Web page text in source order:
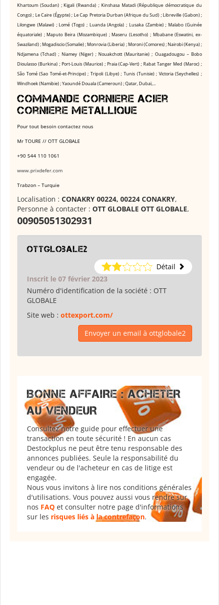
Khartoum (Soudan) ; Kigali (Rwanda) ; Kinshasa Matadi (République démocratique du
Congo) ; Le Caire (Égypte) ; Le Cap Pretoria Durban (Afrique du Sud) ; Libreville (Gabon) ;
Lilongwe (Malawi) ; Lomé (Togo) ; Luanda (Angola) ; Lusaka (Zambie) ; Malabo (Guinée
équatoriale) ; Maputo Beira (Mozambique) ; Maseru (Lesotho) ; Mbabane (Eswatini, ex-
Swaziland) ; Mogadiscio (Somalie) ; Monrovia (Liberia) ; Moroni (Comores) ; Nairobi (Kenya) ;
Ndjamena (Tchad) ; Niamey (Niger) ; Nouakchott (Mauritanie) ; Ouagadougou – Bobo
Dioulasso (Burkina) ; Port-Louis (Maurice) ; Praia (Cap-Vert) ; Rabat Tanger Med (Maroc) ;
São Tomé (Sao Tomé-et-Principe) ; Tripoli (Libye) ; Tunis (Tunisie) ; Victoria (Seychelles) ;
Windhoek (Namibie) ; Yaoundé Douala (Cameroun) ; Qatar, Dubaï,…
Commande Corniere acier
Corniere metallique
Pour tout besoin contactez nous
Mr TOURE // OTT GLOBALE
+90 544 110 1061
www.prixdefer.com
Trabzon – Turquie
Localisation : CONAKRY 00224, 00224 CONAKRY,
Personne à contacter : OTT GLOBALE OTT GLOBALE,
00905051302931
ottglobale2
Détail
Inscrit le 07 février 2023
Numéro d'identification de la société : OTT
GLOBALE
Site web : ottexport.com/
Envoyer un email à ottglobale2
BONNE AFFAIRE : ACHETER
AU VENDEUR
Consultez notre guide pour effectuer une
transaction en toute sécurité ! En aucun cas
Destockplus ne peut être tenu responsable des
annonces publiées. Seule la responsabilité du
vendeur ou de l'acheteur en cas de litige est
engagée.
Nous vous invitons à lire nos conditions générales
d'utilisations. Vous pouvez aussi vous rendre sur
nos FAQ et consulter notre page d'informations
sur les risques liés à la contrefaçon.